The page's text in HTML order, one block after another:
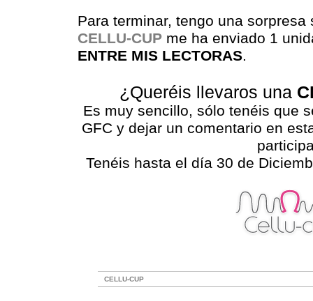
Para terminar, tengo una
CELLU-CUPme ha enviado 1
ENTRE MIS LECTORAS.
¿Queréis llevaros una
Es muy sencillo, sólo tenéis que
GFC y dejar un comentario en
Tenéis hasta el día 30 de
CELLU-CUP